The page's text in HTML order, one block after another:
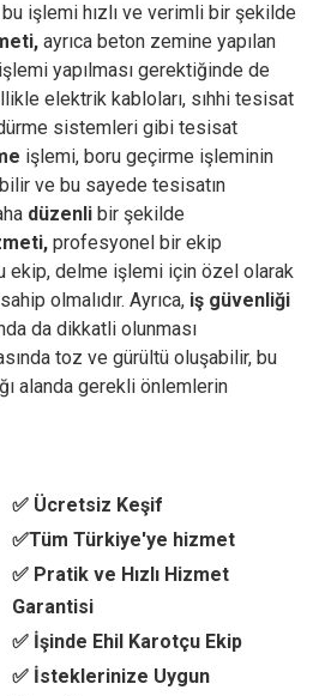
işlemi hızlı ve verimli bir şekilde
ayrıca beton zemine yapılan
yapılması gerektiğinde de
elektrik kabloları, sıhhi tesisat
sistemleri gibi tesisat
işlemi, boru geçirme işleminin
ve bu sayede tesisatın
düzenli bir şekilde
profesyonel bir ekip
ekip, delme işlemi için özel olarak
olmalıdır. Ayrıca, iş güvenliği
da dikkatli olunması
toz ve gürültü oluşabilir, bu
alanda gerekli önlemlerin
✅ Ücretsiz Keşif
✅Tüm Türkiye'ye hizmet
✅ Pratik ve Hızlı Hizmet
Garantisi
✅ İşinde Ehil Karotçu Ekip
✅ İsteklerinize Uygun